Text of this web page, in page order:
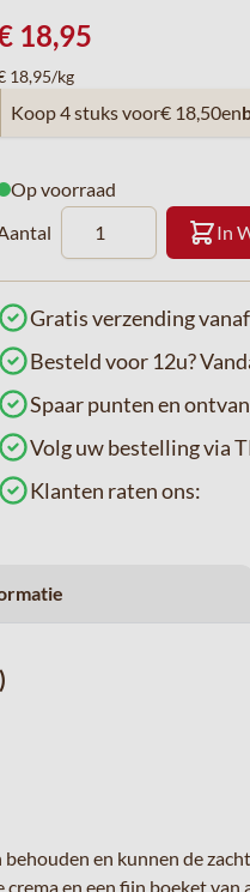
18,95
18,95/kg
Koop 4 stuks voor€ 18,50en
Op voorraad
In
Gratis verzending
Besteld voor 12u?
Spaar punten en
Volg uw bestelling via
Klanten raten ons:
en kunnen de
en een fijn boeket